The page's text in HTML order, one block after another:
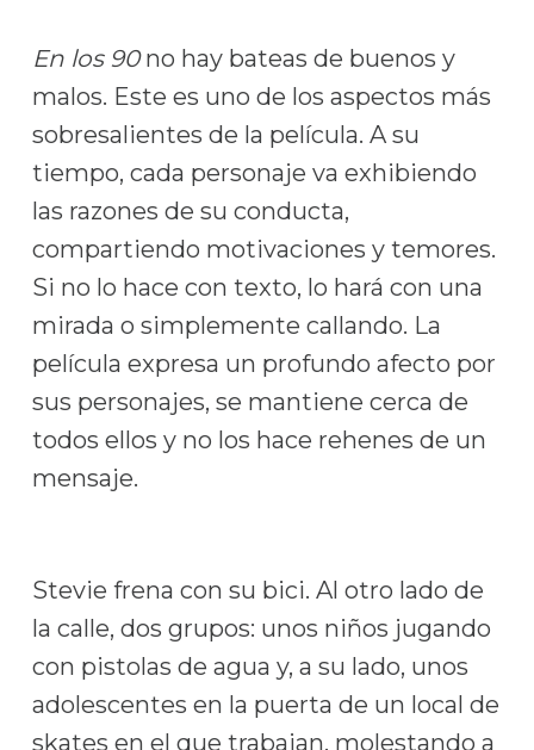
En los 90no hay bateas de buenos y
malos. Este es uno de los aspectos más
sobresalientes de la película. A su
tiempo, cada personaje va exhibiendo
las razones de su conducta,
compartiendo motivaciones y temores.
Si no lo hace con texto, lo hará con una
mirada o simplemente callando. La
película expresa un profundo afecto por
sus personajes, se mantiene cerca de
todos ellos y no los hace rehenes de un
mensaje.
Stevie frena con su bici. Al otro lado de
la calle, dos grupos: unos niños jugando
con pistolas de agua y, a su lado, unos
adolescentes en la puerta de un local de
skates en el que trabajan, molestando a